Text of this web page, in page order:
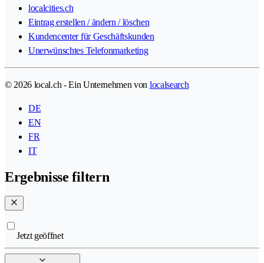
localcities.ch
Eintrag erstellen / ändern / löschen
Kundencenter für Geschäftskunden
Unerwünschtes Telefonmarketing
© 2026 local.ch - Ein Unternehmen von localsearch
DE
EN
FR
IT
Ergebnisse filtern
Jetzt geöffnet